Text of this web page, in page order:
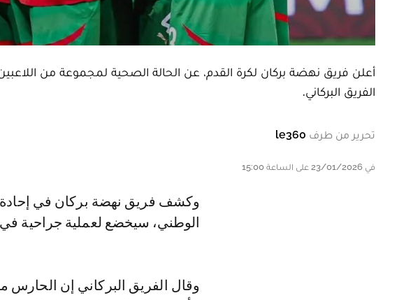
أعلن فريق نهضة بركان لكرة القدم، عن الحالة الصحية لمجموعة من
الفريق البركاني.
تحرير من طرف le360
في 23/01/2026 على الساعة 15:00
وكشف فريق نهضة بركان في إحادة طبية، أن منير المحمدي حارس المنتخب
الوطني، سيخضع لعملية جراحية
وقال الفريق البركاني إن